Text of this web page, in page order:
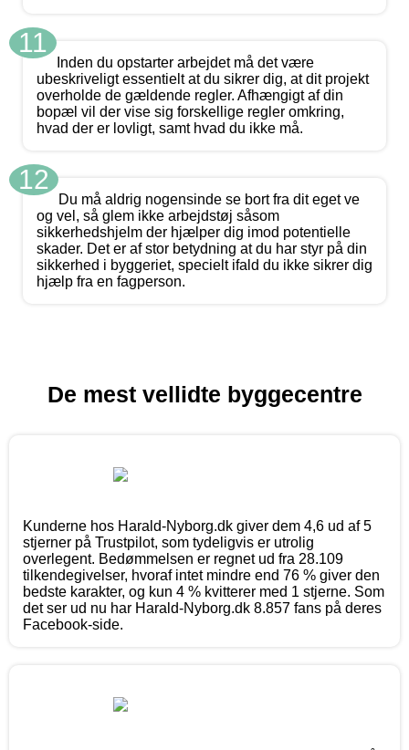
11
Inden du opstarter arbejdet må det være
ubeskriveligt essentielt at du sikrer dig, at dit projekt
overholde de gældende regler. Afhængigt af din
bopæl vil der vise sig forskellige regler omkring,
hvad der er lovligt, samt hvad du ikke må.
12
Du må aldrig nogensinde se bort fra dit eget ve
og vel, så glem ikke arbejdstøj såsom
sikkerhedshjelm der hjælper dig imod potentielle
skader. Det er af stor betydning at du har styr på din
sikkerhed i byggeriet, specielt ifald du ikke sikrer dig
hjælp fra en fagperson.
De mest vellidte byggecentre
Kunderne hos Harald-Nyborg.dk giver dem 4,6 ud af 5
stjerner på Trustpilot, som tydeligvis er utrolig
overlegent. Bedømmelsen er regnet ud fra 28.109
tilkendegivelser, hvoraf intet mindre end 76 % giver den
bedste karakter, og kun 4 % kvitterer med 1 stjerne. Som
det ser ud nu har Harald-Nyborg.dk 8.857 fans på deres
Facebook-side.